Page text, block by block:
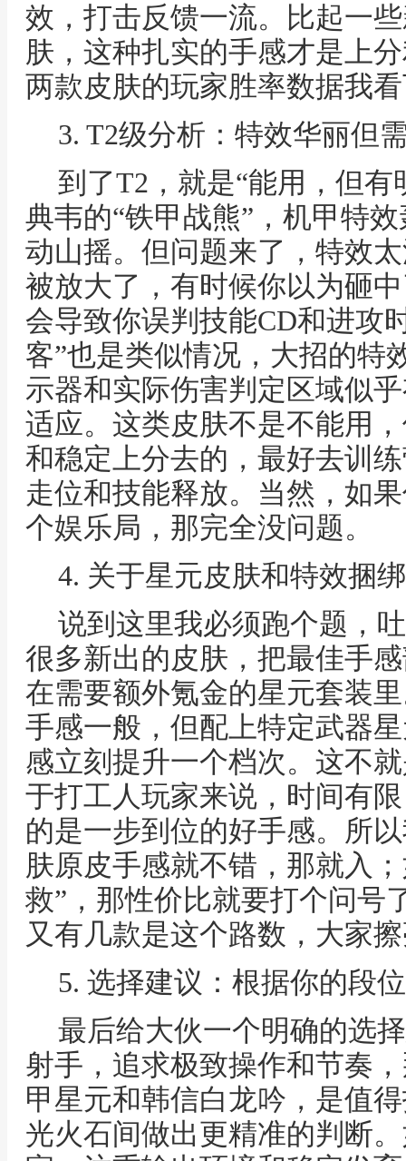
效，打击反馈一流。比起一
肤，这种扎实的手感才是上
两款皮肤的玩家胜率数据我
3. T2级分析：特效华丽但
到了T2，就是“能用，但
典韦的“铁甲战熊”，机甲特
动山摇。但问题来了，特效
被放大了，有时候你以为砸
会导致你误判技能CD和进攻
客”也是类似情况，大招的特
示器和实际伤害判定区域似
适应。这类皮肤不是不能用
和稳定上分去的，最好去训
走位和技能释放。当然，如
个娱乐局，那完全没问题。
4. 关于星元皮肤和特效捆
说到这里我必须跑个题，
很多新出的皮肤，把最佳手
在需要额外氪金的星元套装
手感一般，但配上特定武器
感立刻提升一个档次。这不
于打工人玩家来说，时间有
的是一步到位的好手感。所
肤原皮手感就不错，那就入
救”，那性价比就要打个问号
又有几款是这个路数，大家
5. 选择建议：根据你的段
最后给大伙一个明确的选
射手，追求极致操作和节奏
甲星元和韩信白龙吟，是值
光火石间做出更精准的判断